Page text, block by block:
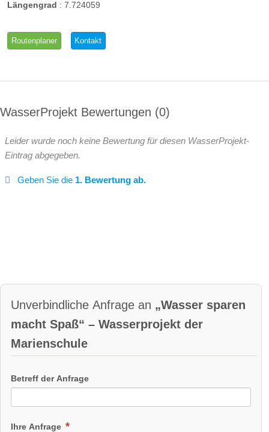
Längengrad : 7.724059
Routenplaner Kontakt
WasserProjekt Bewertungen 0
Leider wurde noch keine Bewertung für diesen WasserProjekt-
Eintrag abgegeben.
Geben Sie die 1. Bewertung ab.
Unverbindliche Anfrage an „Wasser sparen
macht Spaß“ – Wasserprojekt der
Marienschule
Betreff der Anfrage
Ihre Anfrage